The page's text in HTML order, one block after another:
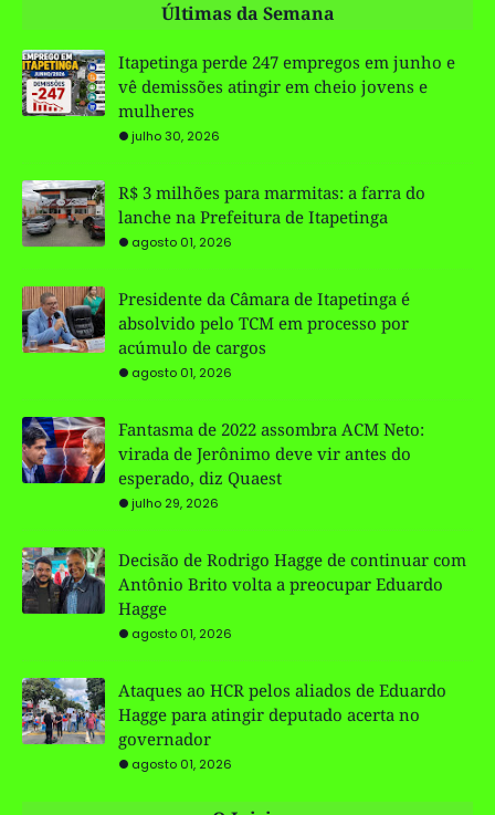
Últimas da Semana
Itapetinga perde 247 empregos em junho e
vê demissões atingir em cheio jovens e
mulheres
julho 30, 2026
R$ 3 milhões para marmitas: a farra do
lanche na Prefeitura de Itapetinga
agosto 01, 2026
Presidente da Câmara de Itapetinga é
absolvido pelo TCM em processo por
acúmulo de cargos
agosto 01, 2026
Fantasma de 2022 assombra ACM Neto:
virada de Jerônimo deve vir antes do
esperado, diz Quaest
julho 29, 2026
Decisão de Rodrigo Hagge de continuar com
Antônio Brito volta a preocupar Eduardo
Hagge
agosto 01, 2026
Ataques ao HCR pelos aliados de Eduardo
Hagge para atingir deputado acerta no
governador
agosto 01, 2026